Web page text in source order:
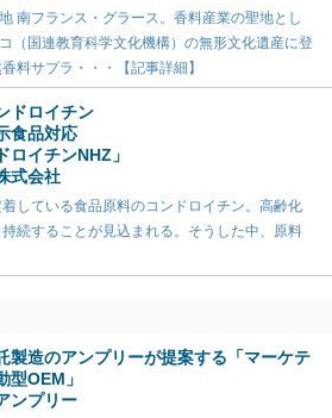
南フランス・グラース。香料産業の聖地とし
（国連教育科学文化機構）の無形文化遺産に登
料サプラ・・・【記事詳細】
ドロイチン
食品対応
ロイチンNHZ」
式会社
している食品原料のコンドロイチン。高齢化
続することが見込まれる。そうした中、原料
製造のアンプリーが提案する「マーケテ
型OEM」
ンプリー